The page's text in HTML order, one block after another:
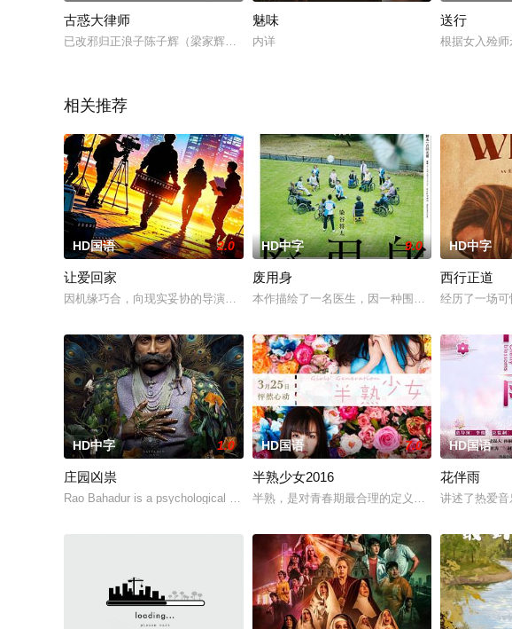
古惑大律师
已改邪归正浪子陈子辉（梁家辉饰）临去外地工作前与女友（刘嘉玲饰）话别。村长之
魅味
内详
送行
根据女入殓师
相关推荐
HD国语 2.0
让爱回家
因机缘巧合，向现实妥协的导演朱达仁萌生拍一部《河南人在北京》电影的念头，在说
HD中字 9.0
废用身
本作描绘了一名医生，因一种围绕“废用身”——
HD中字
西行正道
经历了一场可
HD中字 1.0
庄园凶祟
Rao Bahadur is a psychological drama set agai
HD国语 7.0
半熟少女2016
半熟，是对青春期最合理的定义，它是梦开始的
HD国语
花伴雨
讲述了热爱音